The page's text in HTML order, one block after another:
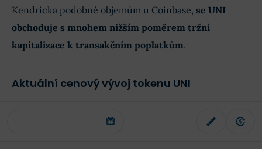
Kendricka podobné objemům u Coinbase, se UNI
obchoduje s mnohem nižším poměrem tržní
kapitalizace k transakčním poplatkům.
Aktuální cenový vývoj tokenu UNI